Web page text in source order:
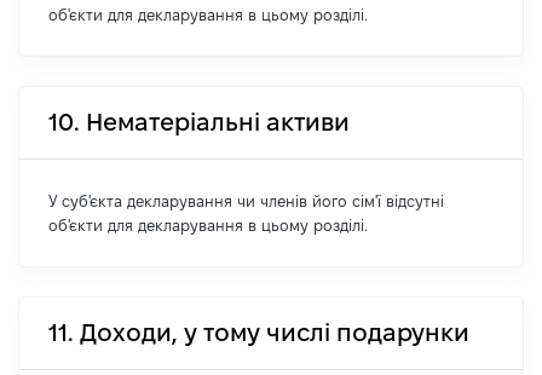
об'єкти для декларування в цьому розділі.
10. Нематеріальні активи
У суб'єкта декларування чи членів його сім'ї відсутні
об'єкти для декларування в цьому розділі.
11. Доходи, у тому числі подарунки